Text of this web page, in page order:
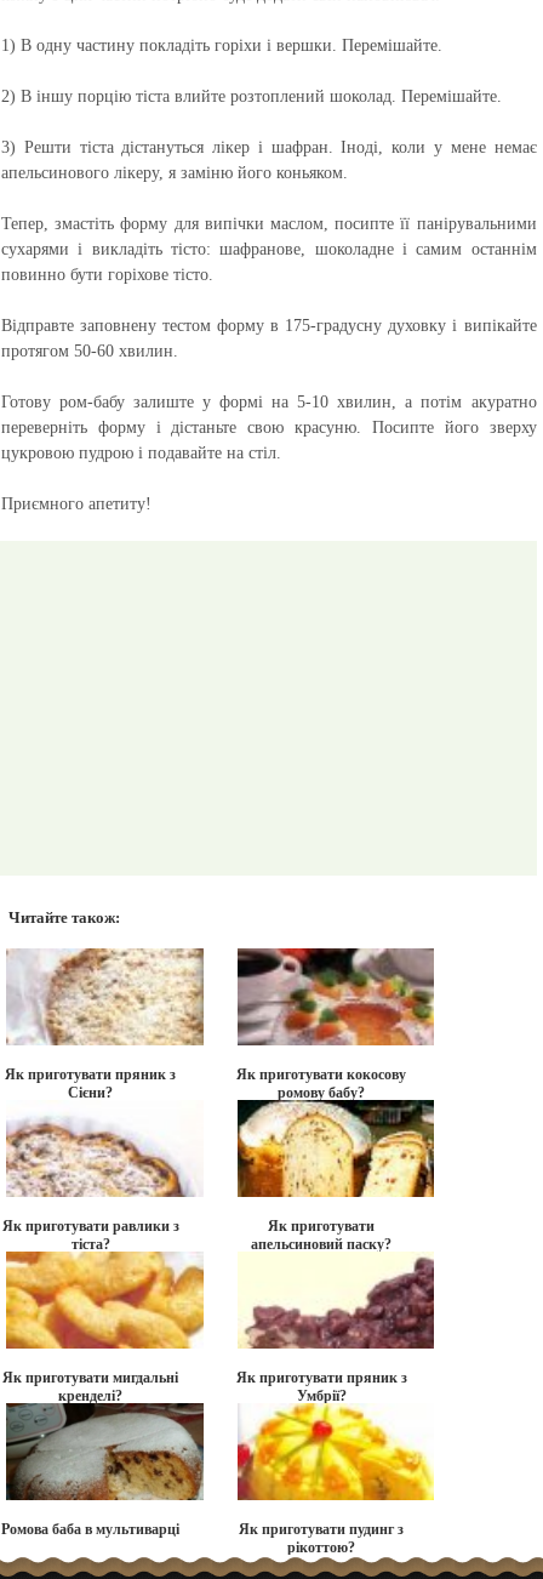
1) В одну частину покладіть горіхи і вершки. Перемішайте.
2) В іншу порцію тіста влийте розтоплений шоколад. Перемішайте.
3) Решти тіста дістануться лікер і шафран. Іноді, коли у мене немає
апельсинового лікеру, я заміню його коньяком.
Тепер, змастіть форму для випічки маслом, посипте її панірувальними
сухарями і викладіть тісто: шафранове, шоколадне і самим останнім
повинно бути горіхове тісто.
Відправте заповнену тестом форму в 175-градусну духовку і випікайте
протягом 50-60 хвилин.
Готову ром-бабу залиште у формі на 5-10 хвилин, а потім акуратно
переверніть форму і дістаньте свою красуню. Посипте його зверху
цукровою пудрою і подавайте на стіл.
Приємного апетиту!
Читайте також:
Як приготувати пряник з
Сієни?
Як приготувати кокосову
ромову бабу?
Як приготувати равлики з
тіста?
Як приготувати
апельсиновий паску?
Як приготувати мигдальні
кренделі?
Як приготувати пряник з
Умбрії?
Ромова баба в мультиварці
Як приготувати пудинг з
рікоттою?